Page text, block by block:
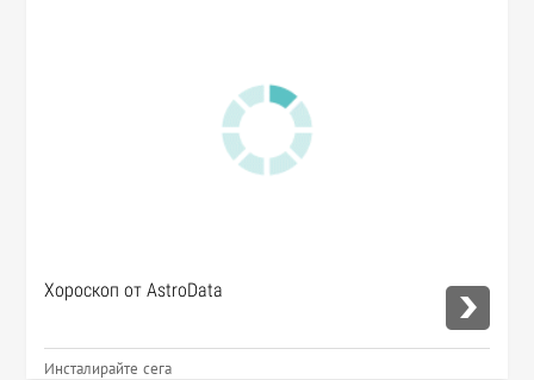
Хороскоп от AstroData
Инсталирайте сега